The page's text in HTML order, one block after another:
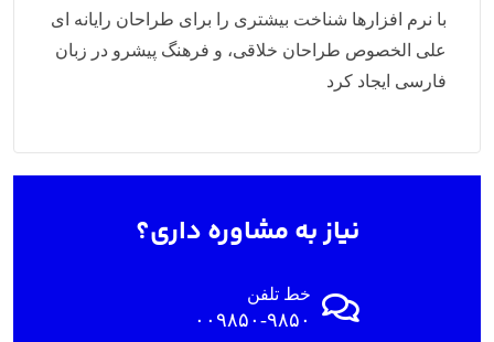
با نرم افزارها شناخت بیشتری را برای طراحان رایانه ای
علی الخصوص طراحان خلاقی، و فرهنگ پیشرو در زبان
فارسی ایجاد کرد
نیاز به مشاوره داری؟
خط تلفن
۰۰۹۸۵۰-۹۸۵۰